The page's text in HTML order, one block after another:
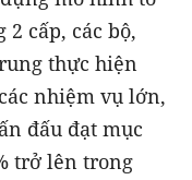
cấp, các bộ,
thực hiện
nhiệm vụ lớn,
đấu đạt mục
trở lên trong